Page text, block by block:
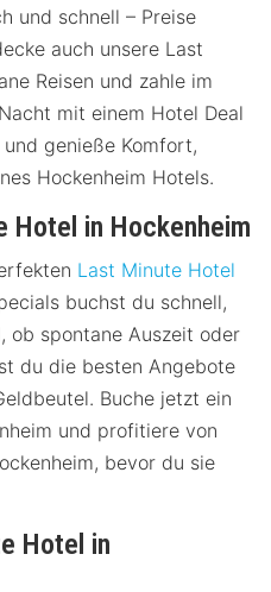
und schnell – Preise
auch unsere Last
Reisen und zahle im
mit einem Hotel Deal
genieße Komfort,
Hockenheim Hotels.
Hotel in Hockenheim
Last Minute Hotel
buchst du schnell,
ob spontane Auszeit oder
du die besten Angebote
Buche jetzt ein
und profitiere von
bevor du sie
Hotel in